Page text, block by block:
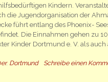
Kindern.
die Jugendorganisation der
führt entlang des Phoenix-
Die Einnahmen gehen zu
Kinder Dortmund e. V. als auch
, Dortmund Schreibe einen